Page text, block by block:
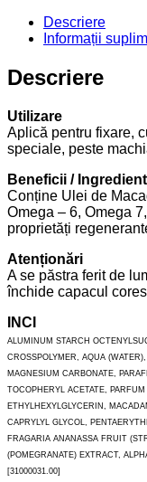
Descriere
Informații
Descriere
Utilizare
Aplică pentru fixare,
speciale, peste
Beneficii /
Conține Ulei de
Omega – 6, Omega
proprietăți
Atenționări
A se păstra ferit de
închide capacul
INCI
ALUMINUM STARCH
CROSSPOLYMER, AQUA
MAGNESIUM CARBONATE,
TOCOPHERYL ACETATE,
ETHYLHEXYLGLYCERIN,
CAPRYLYL GLYCOL,
FRAGARIA ANANASSA FRUIT
(POMEGRANATE) EXTRACT,
[31000031.00]